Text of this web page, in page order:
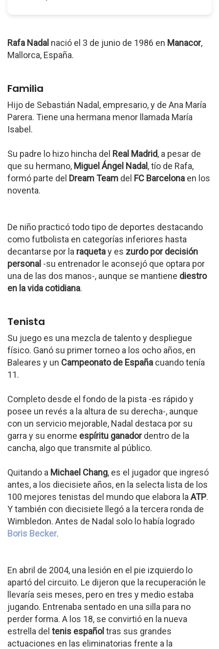
Rafa Nadal nació el 3 de junio de 1986 en Manacor,
Mallorca, España.
Familia
Hijo de Sebastián Nadal, empresario, y de Ana María
Parera. Tiene una hermana menor llamada María
Isabel.
Su padre lo hizo hincha del Real Madrid, a pesar de
que su hermano, Miguel Ángel Nadal , tío de Rafa,
formó parte del Dream Team del FC Barcelona en los
noventa.
De niño practicó todo tipo de deportes destacando
como futbolista en categorías inferiores hasta
decantarse por la raquetay es zurdo por decisión
personal -su entrenador le aconsejó que optara por
una de las dos manos-, aunque se mantiene diestro
en la vida cotidiana.
Tenista
Su juego es una mezcla de talento y despliegue
físico. Ganó su primer torneo a los ocho años, en
Baleares y un Campeonato de España cuando tenía
11.
Completo desde el fondo de la pista -es rápido y
posee un revés a la altura de su derecha-, aunque
con un servicio mejorable, Nadal destaca por su
garra y su enorme espíritu ganadordentro de la
cancha, algo que transmite al público.
Quitando a Michael Chang, es el jugador que ingresó
antes, a los diecisiete años, en la selecta lista de los
100 mejores tenistas del mundo que elabora la ATP.
Y también con diecisiete llegó a la tercera ronda de
Wimbledon. Antes de Nadal solo lo había logrado
Boris Becker.
En abril de 2004, una lesión en el pie izquierdo lo
apartó del circuito. Le dijeron que la recuperación le
llevaría seis meses, pero en tres y medio estaba
jugando. Entrenaba sentado en una silla para no
perder forma. A los 18, se convirtió en la nueva
estrella del tenis español tras sus grandes
actuaciones en las eliminatorias frente a la